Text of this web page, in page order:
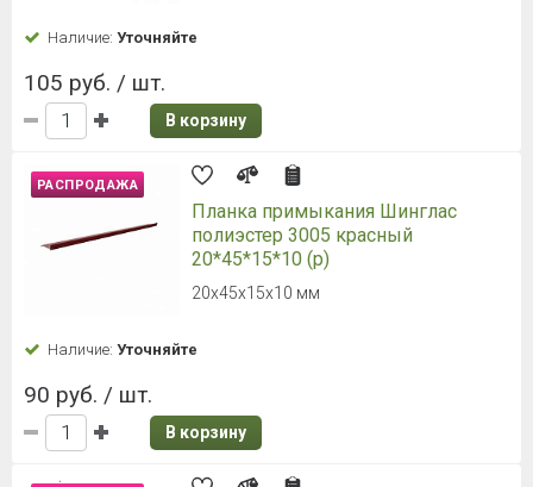
Наличие: Уточняйте
105 руб. / шт.
В корзину
РАСПРОДАЖА
Планка примыкания Шинглас
полиэстер 3005 красный
20*45*15*10 (р)
20х45х15х10 мм
Наличие: Уточняйте
90 руб. / шт.
В корзину